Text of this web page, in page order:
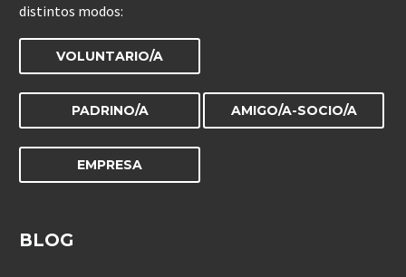
distintos modos:
VOLUNTARIO/A
PADRINO/A AMIGO/A-SOCIO/A
EMPRESA
BLOG